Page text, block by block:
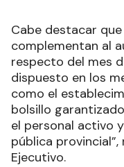
Cabe destacar
complementan al
respecto del mes
dispuesto en los
como el
bolsillo
el personal activo
pública
Ejecutivo.